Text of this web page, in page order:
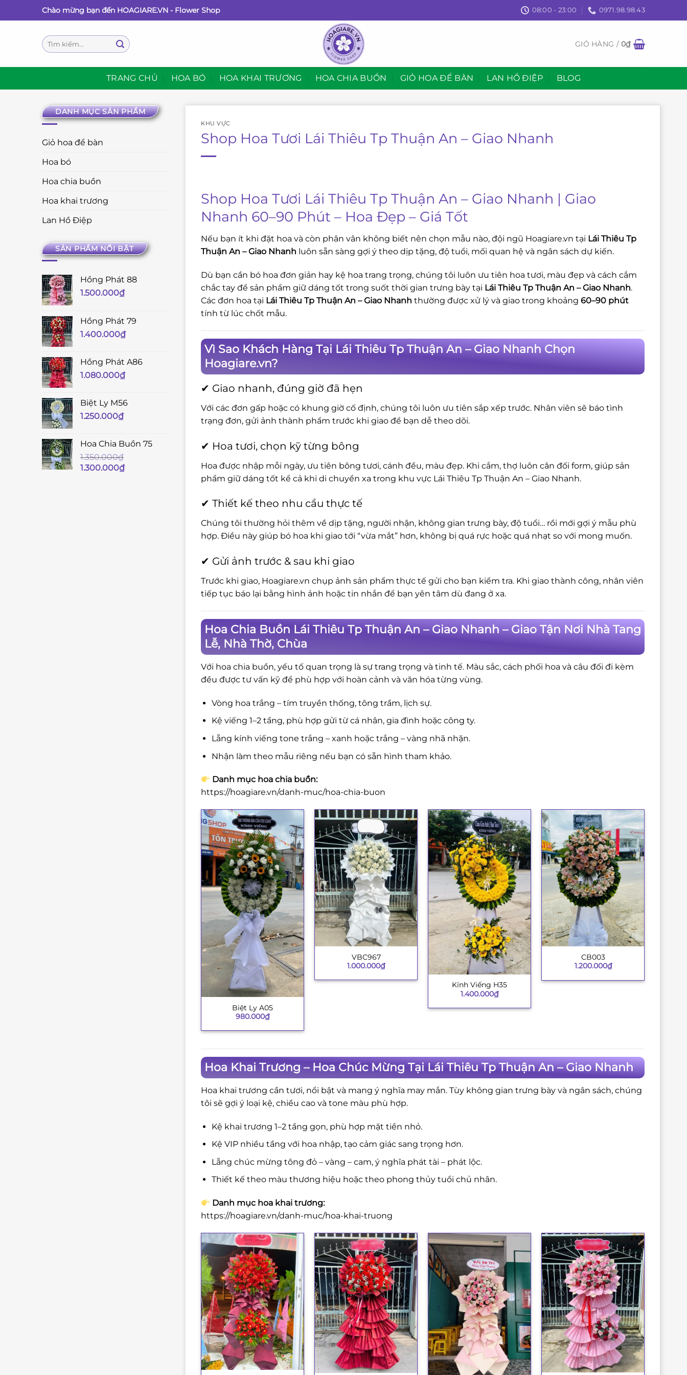
qua
Chào mừng bạn đến HOAGIARE.VN - Flower Shop 08:00 - 23:00 0971.98.98.43
Tìm
kiếm:
GIỎ HÀNG /0₫
TRANG CHỦ HOA BÓ HOA KHAI TRƯƠNG HOA CHIA BUỒN GIỎ HOA ĐỂ BÀN LAN HỒ ĐIỆP BLOG
DANH MỤC SẢN PHẨM
Giỏ hoa để bàn
Hoa bó
Hoa chia buồn
Hoa khai trương
Lan Hồ Điệp
SẢN PHẨM NỔI BẬT
Hồng Phát 88
1.500.000₫
Hồng Phát 79
1.400.000₫
Hồng Phát A86
1.080.000₫
Biệt Ly M56
1.250.000₫
Hoa Chia Buồn 75
1.350.000₫
Giá
1.300.000₫Giá
KHU VỰC
Shop Hoa Tươi Lái Thiêu Tp Thuận An – Giao Nhanh
Shop Hoa Tươi Lái Thiêu Tp Thuận An – Giao Nhanh | Giao
Nhanh 60–90 Phút – Hoa Đẹp – Giá Tốt
Nếu bạn ít khi đặt hoa và còn phân vân không biết nên chọn mẫu nào, đội ngũ Hoagiare.vn tại Lái Thiêu Tp
Thuận An – Giao Nhanh luôn sẵn sàng gợi ý theo dịp tặng, độ tuổi, mối quan hệ và ngân sách dự kiến.
Dù bạn cần bó hoa đơn giản hay kệ hoa trang trọng, chúng tôi luôn ưu tiên hoa tươi, màu đẹp và cách cắm
chắc tay để sản phẩm giữ dáng tốt trong suốt thời gian trưng bày tại Lái Thiêu Tp Thuận An – Giao Nhanh.
Các đơn hoa tại Lái Thiêu Tp Thuận An – Giao Nhanh thường được xử lý và giao trong khoảng 60–90 phút
tính từ lúc chốt mẫu.
Vì Sao Khách Hàng Tại Lái Thiêu Tp Thuận An – Giao Nhanh Chọn
Hoagiare.vn?
✔ Giao nhanh, đúng giờ đã hẹn
Với các đơn gấp hoặc có khung giờ cố định, chúng tôi luôn ưu tiên sắp xếp trước. Nhân viên sẽ báo tình
trạng đơn, gửi ảnh thành phẩm trước khi giao để bạn dễ theo dõi.
✔ Hoa tươi, chọn kỹ từng bông
Hoa được nhập mỗi ngày, ưu tiên bông tươi, cánh đều, màu đẹp. Khi cắm, thợ luôn cân đối form, giúp sản
phẩm giữ dáng tốt kể cả khi di chuyển xa trong khu vực Lái Thiêu Tp Thuận An – Giao Nhanh.
✔ Thiết kế theo nhu cầu thực tế
Chúng tôi thường hỏi thêm về dịp tặng, người nhận, không gian trưng bày, độ tuổi… rồi mới gợi ý mẫu phù
hợp. Điều này giúp bó hoa khi giao tới “vừa mắt” hơn, không bị quá rực hoặc quá nhạt so với mong muốn.
✔ Gửi ảnh trước & sau khi giao
Trước khi giao, Hoagiare.vn chụp ảnh sản phẩm thực tế gửi cho bạn kiểm tra. Khi giao thành công, nhân viên
tiếp tục báo lại bằng hình ảnh hoặc tin nhắn để bạn yên tâm dù đang ở xa.
Hoa Chia Buồn Lái Thiêu Tp Thuận An – Giao Nhanh – Giao Tận Nơi Nhà Tang
Lễ, Nhà Thờ, Chùa
Với hoa chia buồn, yếu tố quan trọng là sự trang trọng và tinh tế. Màu sắc, cách phối hoa và câu đối đi kèm
đều được tư vấn kỹ để phù hợp với hoàn cảnh và văn hóa từng vùng.
Vòng hoa trắng – tím truyền thống, tông trầm, lịch sự.
Kệ viếng 1–2 tầng, phù hợp gửi từ cá nhân, gia đình hoặc công ty.
Lẵng kính viếng tone trắng – xanh hoặc trắng – vàng nhã nhặn.
Nhận làm theo mẫu riêng nếu bạn có sẵn hình tham khảo.
Danh mục hoa chia buồn:
https://hoagiare.vn/danh-muc/hoa-chia-buon
Biệt Ly A05
980.000₫
VBC967
1.000.000₫
Kính Viếng H35
1.400.000₫
CB003
1.200.000₫
Hoa Khai Trương – Hoa Chúc Mừng Tại Lái Thiêu Tp Thuận An – Giao Nhanh
Hoa khai trương cần tươi, nổi bật và mang ý nghĩa may mắn. Tùy không gian trưng bày và ngân sách, chúng
tôi sẽ gợi ý loại kệ, chiều cao và tone màu phù hợp.
Kệ khai trương 1–2 tầng gọn, phù hợp mặt tiền nhỏ.
Kệ VIP nhiều tầng với hoa nhập, tạo cảm giác sang trọng hơn.
Lẵng chúc mừng tông đỏ – vàng – cam, ý nghĩa phát tài – phát lộc.
Thiết kế theo màu thương hiệu hoặc theo phong thủy tuổi chủ nhân.
Danh mục hoa khai trương:
https://hoagiare.vn/danh-muc/hoa-khai-truong